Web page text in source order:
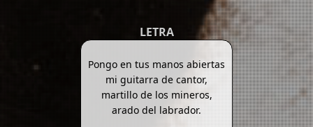
LETRA
Pongo en tus manos abiertas
mi guitarra de cantor,
martillo de los mineros,
arado del labrador.